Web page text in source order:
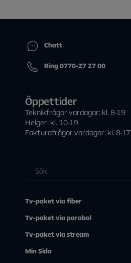
Chatt
Ring 0770-27 27 00
Öppettider
Teknikfrågor vardagar: kl. 8-19
Helger: kl. 10-19
Fakturafrågor vardagar: kl. 8-17
Tv-paket via fiber
Tv-paket via parabol
Tv-paket via stream
Min Sida